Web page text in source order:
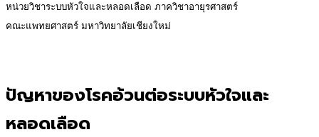
หน่วยวิชาระบบหัวใจและหลอดเลือด ภาควิชาอายุรศาสตร์
คณะแพทยศาสตร์ มหาวิทยาลัยเชียงใหม่
ปัญหาของโรคอ้วนต่อระบบหัวใจและ
หลอดเลือด